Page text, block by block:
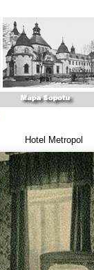
Hotel Metropol